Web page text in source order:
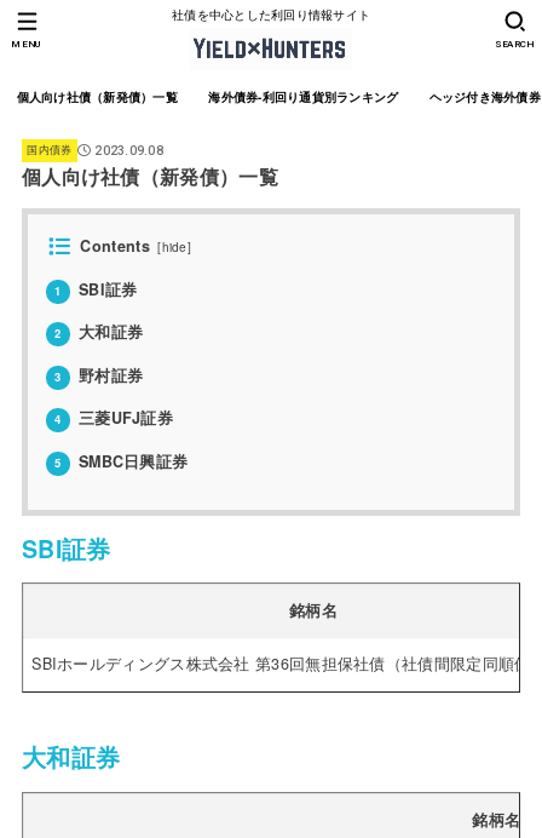
社債を中心とした利回り情報サイト
個人向け社債（新発債）一覧 海外債券-利回り通貨別ランキング ヘッジ付き海外債
SEARCH
MENU
国内債券 2023.09.08
個人向け社債（新発債）一覧
Contents [hide]
1 SBI証券
2 大和証券
3 野村証券
4 三菱UFJ証券
5 SMBC日興証券
SBI証券
銘柄名
SBIホールディングス株式会社 第36回無担保社債（社債間限定同順位
大和証券
銘柄名